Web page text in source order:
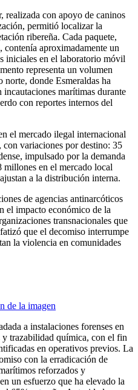
realizada con apoyo de caninos
permitió localizar la
ribereña. Cada paquete,
contenía aproximadamente un
iniciales en el laboratorio móvil
representa un volumen
donde Esmeraldas ha
marítimas durante
con reportes internos del
el mercado ilegal internacional
con variaciones por destino: 35
impulsado por la demanda
millones en el mercado local
a la distribución interna.
de agencias antinarcóticos
impacto económico de la
transnacionales que
que el decomiso interrumpe
la violencia en comunidades
a instalaciones forenses en
trazabilidad química, con el fin
en operativos previos. La
con la erradicación de
reforzados y
un esfuerzo que ha elevado la